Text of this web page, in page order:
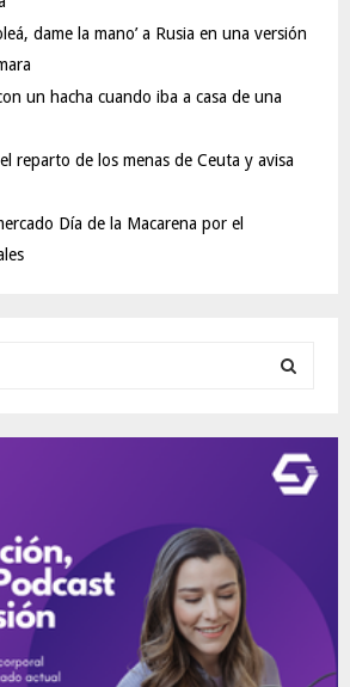
dame la mano’ a Rusia en una versión
un hacha cuando iba a casa de una
reparto de los menas de Ceuta y avisa
Día de la Macarena por el
E